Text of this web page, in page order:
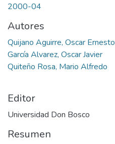
2000-04
Autores
Quijano Aguirre, Oscar Ernesto
García Alvarez, Oscar Javier
Quiteño Rosa, Mario Alfredo
Editor
Universidad Don Bosco
Resumen